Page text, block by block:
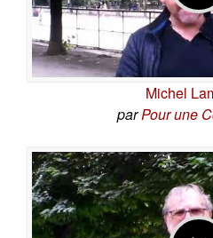
Michel
parPour une